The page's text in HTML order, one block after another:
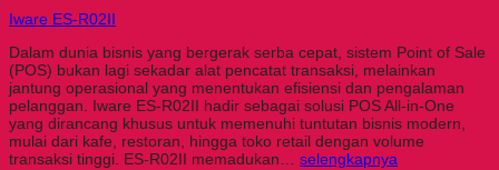
Iware ES-R02II
Dalam dunia bisnis yang bergerak serba cepat, sistem Point of Sale
(POS) bukan lagi sekadar alat pencatat transaksi, melainkan
jantung operasional yang menentukan efisiensi dan pengalaman
pelanggan. Iware ES-R02II hadir sebagai solusi POS All-in-One
yang dirancang khusus untuk memenuhi tuntutan bisnis modern,
mulai dari kafe, restoran, hingga toko retail dengan volume
transaksi tinggi. ES-R02II memadukan… selengkapnya